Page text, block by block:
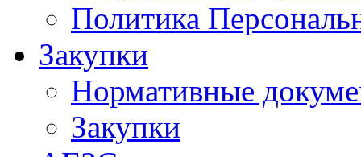
Политика
Закупки
Нормативные
Закупки